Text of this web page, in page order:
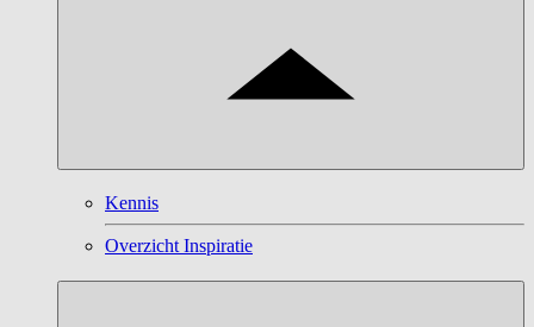
Kennis
Overzicht Inspiratie